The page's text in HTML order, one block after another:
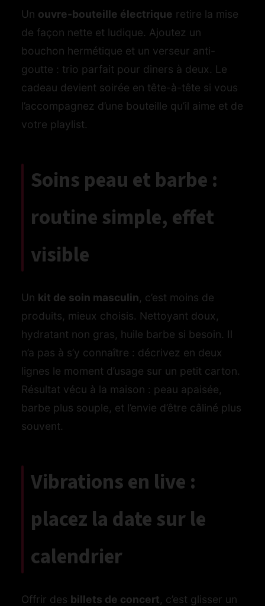
Un ouvre-bouteille électrique retire la mise
de façon nette et ludique. Ajoutez un
bouchon hermétique et un verseur anti-
goutte : trio parfait pour diners à deux. Le
cadeau devient soirée en tête-à-tête si vous
l’accompagnez d’une bouteille qu’il aime et de
votre playlist.
Soins peau et barbe :
routine simple, effet
visible
Un kit de soin masculin, c’est moins de
produits, mieux choisis. Nettoyant doux,
hydratant non gras, huile barbe si besoin. Il
n’a pas à s’y connaître : décrivez en deux
lignes le moment d’usage sur un petit carton.
Résultat vécu à la maison : peau apaisée,
barbe plus souple, et l’envie d’être câliné plus
souvent.
Vibrations en live :
placez la date sur le
calendrier
Offrir des billets de concert, c’est glisser un